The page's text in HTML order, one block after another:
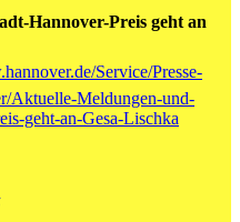
Hannover-Preis geht an
Service/Presse-
Aktuelle-Meldungen-und-
geht-an-Gesa-Lischka